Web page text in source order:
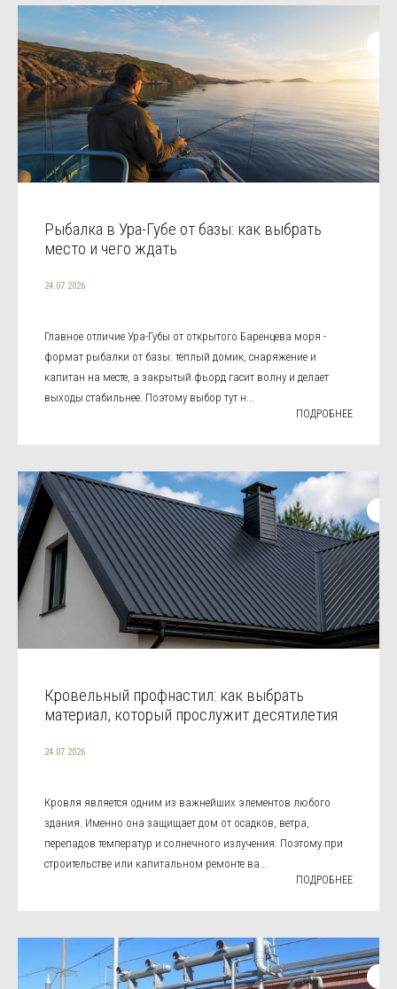
Рыбалка в Ура-Губе от базы: как выбрать
место и чего ждать
24.07.2026
Главное отличие Ура-Губы от открытого Баренцева моря -
формат рыбалки от базы: тёплый домик, снаряжение и
капитан на месте, а закрытый фьорд гасит волну и делает
выходы стабильнее. Поэтому выбор тут н...
ПОДРОБНЕЕ
Кровельный профнастил: как выбрать
материал, который прослужит десятилетия
24.07.2026
Кровля является одним из важнейших элементов любого
здания. Именно она защищает дом от осадков, ветра,
перепадов температур и солнечного излучения. Поэтому при
строительстве или капитальном ремонте ва...
ПОДРОБНЕЕ